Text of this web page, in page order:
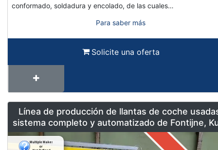
conformado, soldadura y encolado, de las cuales…
Para saber más
Solicite una oferta
Línea de producción de llantas de coche
sistema completo y automatizado de Fontijne,
& Georg